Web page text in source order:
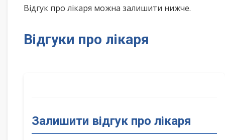
Відгук про лікаря можна залишити нижче.
Відгуки про лікаря
Залишити відгук про лікаря